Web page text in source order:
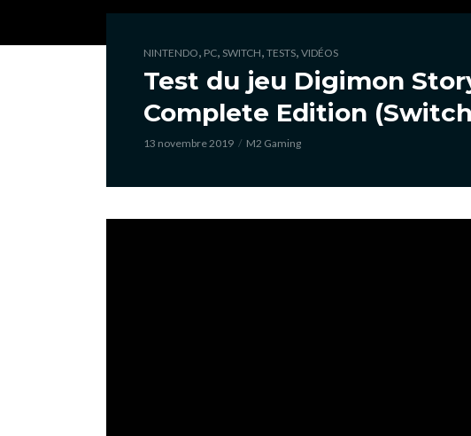
NINTENDO, PC, SWITCH, TESTS, VIDÉOS
Test du jeu Digimon
Complete Edition
13 novembre 2019 M2 Gaming